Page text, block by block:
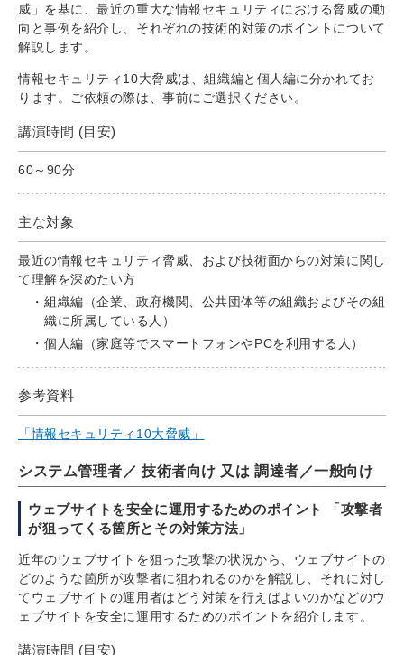
威」を基に、最近の重大な情報セキュリティにおける脅威の動
向と事例を紹介し、それぞれの技術的対策のポイントについて
解説します。
情報セキュリティ10大脅威は、組織編と個人編に分かれてお
ります。ご依頼の際は、事前にご選択ください。
講演時間 (目安)
60～90分
主な対象
最近の情報セキュリティ脅威、および技術面からの対策に関し
て理解を深めたい方
組織編（企業、政府機関、公共団体等の組織およびその組
織に所属している人）
個人編（家庭等でスマートフォンやPCを利用する人）
参考資料
「情報セキュリティ10大脅威」
システム管理者／ 技術者向け 又は 調達者／一般向け
ウェブサイトを安全に運用するためのポイント 「攻撃者
が狙ってくる箇所とその対策方法」
近年のウェブサイトを狙った攻撃の状況から、ウェブサイトの
どのような箇所が攻撃者に狙われるのかを解説し、それに対し
てウェブサイトの運用者はどう対策を行えばよいのかなどのウ
ェブサイトを安全に運用するためのポイントを紹介します。
講演時間 (目安)